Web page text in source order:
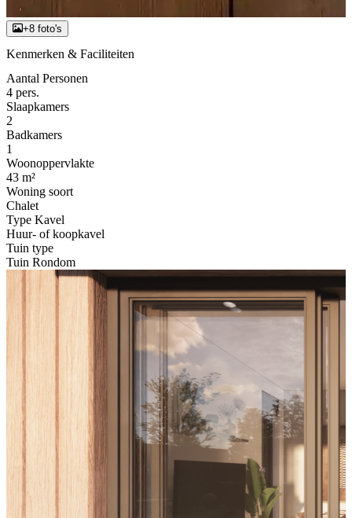
+8 foto's
Kenmerken & Faciliteiten
Aantal Personen
4 pers.
Slaapkamers
2
Badkamers
1
Woonoppervlakte
43 m²
Woning soort
Chalet
Type Kavel
Huur- of koopkavel
Tuin type
Tuin Rondom